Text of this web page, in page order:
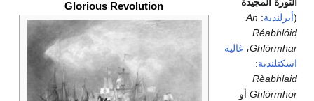
Glorious Revolution
(أيرلندية:
An
Réabhlóid
Ghlórmhar، غالية
اسكتلندية:
Rèabhlaid
Ghlòrmhor أو